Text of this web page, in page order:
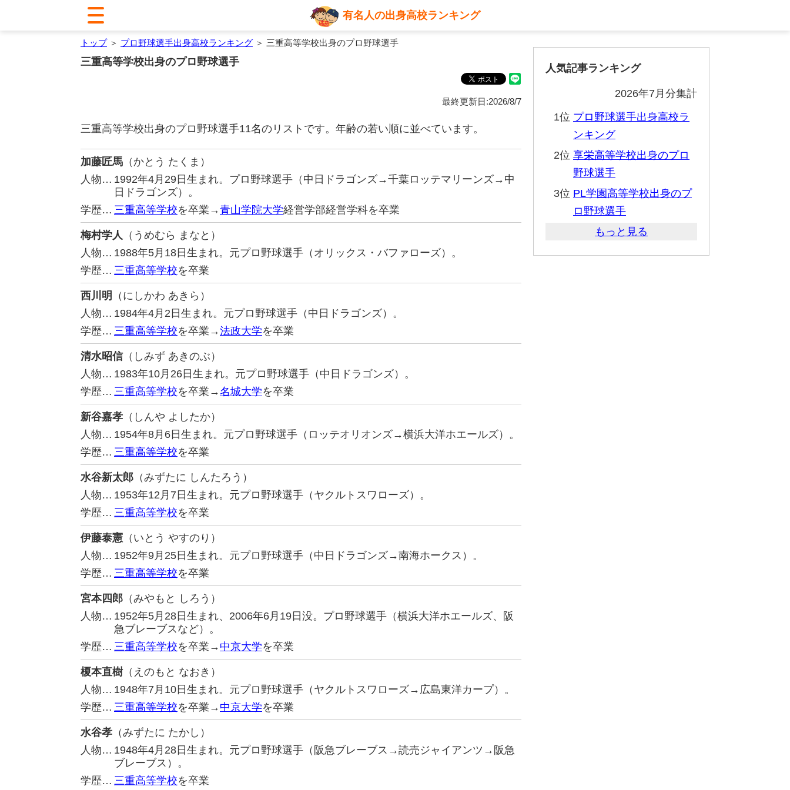
有名人の出身高校ランキング
トップ＞ プロ野球選手出身高校ランキング ＞ 三重高等学校出身のプロ野球選手
三重高等学校出身のプロ野球選手
最終更新日:2026/8/7
三重高等学校出身のプロ野球選手11名のリストです。年齢の若い順に並べています。
加藤匠馬 （かとう たくま）
人物… 1992年4月29日生まれ。プロ野球選手（中日ドラゴンズ→千葉ロッテマリーンズ→中
日ドラゴンズ）。
学歴… 三重高等学校を卒業→青山学院大学経営学部経営学科を卒業
梅村学人 （うめむら まなと）
人物… 1988年5月18日生まれ。元プロ野球選手（オリックス・バファローズ）。
学歴… 三重高等学校を卒業
西川明
（にしかわ あきら）
人物… 1984年4月2日生まれ。元プロ野球選手（中日ドラゴンズ）。
学歴… 三重高等学校を卒業→法政大学を卒業
清水昭信（しみず あきのぶ）
人物… 1983年10月26日生まれ。元プロ野球選手（中日ドラゴンズ）。
学歴… 三重高等学校を卒業→名城大学を卒業
新谷嘉孝 （しんや よしたか）
人物… 1954年8月6日生まれ。元プロ野球選手（ロッテオリオンズ→横浜大洋ホエールズ）。
学歴… 三重高等学校を卒業
水谷新太郎 （みずたに しんたろう）
人物… 1953年12月7日生まれ。元プロ野球選手（ヤクルトスワローズ）。
学歴… 三重高等学校を卒業
伊藤泰憲 （いとう やすのり）
人物… 1952年9月25日生まれ。元プロ野球選手（中日ドラゴンズ→南海ホークス）。
学歴… 三重高等学校を卒業
宮本四郎 （みやもと しろう）
人物… 1952年5月28日生まれ、2006年6月19日没。プロ野球選手（横浜大洋ホエールズ、阪
急ブレーブスなど）。
学歴… 三重高等学校を卒業→ 中京大学を卒業
榎本直樹（えのもと なおき）
人物… 1948年7月10日生まれ。元プロ野球選手（ヤクルトスワローズ→広島東洋カープ）。
学歴… 三重高等学校を卒業→ 中京大学を卒業
水谷孝 （みずたに たかし）
人物… 1948年4月28日生まれ。元プロ野球選手（阪急ブレーブス→読売ジャイアンツ→阪急
ブレーブス）。
学歴… 三重高等学校を卒業
人気記事ランキング
2026年7月分集計
1位 プロ野球選手出身高校ラ
ンキング
2位 享栄高等学校出身のプロ
野球選手
3位 PL学園高等学校出身のプ
ロ野球選手
もっと見る